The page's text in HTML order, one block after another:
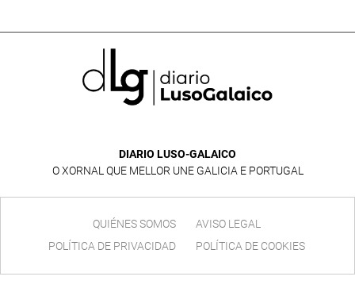
DIARIO LUSO-GALAICO
O XORNAL QUE MELLOR UNE GALICIA E PORTUGAL
QUIÉNES SOMOS
AVISO LEGAL
POLÍTICA DE PRIVACIDAD
POLÍTICA DE COOKIES